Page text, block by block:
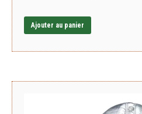
Ajouter au panier